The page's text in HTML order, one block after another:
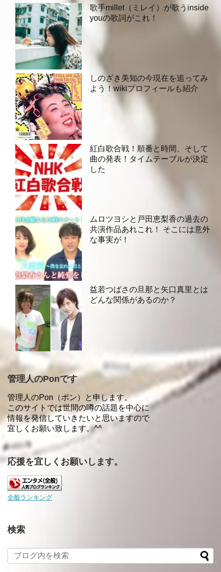
歌手millet（ミレイ）が歌うinside
youの歌詞がこれ！
しのざき美知の今現在を追ってみ
よう！wikiプロフィールも紹介
紅白歌合戦！順番と時間、そして
曲の発表！タイムテーブルが決定
した
ムロツヨシと戸田恵梨香の過去の
共演作品あれこれ！ そこには意外
な事実が！
益若つばさの旦那と矢口真里とは
どんな関係があるのか？
管理人のPonです
管理人のPon（ポン）と申します。
このサイトでは世間の噂の話題を中心に
情報を発信していきたいと思いますので
宜しくお願い致します。^^
応援を宜しくお願いします。
全般ランキング
検索